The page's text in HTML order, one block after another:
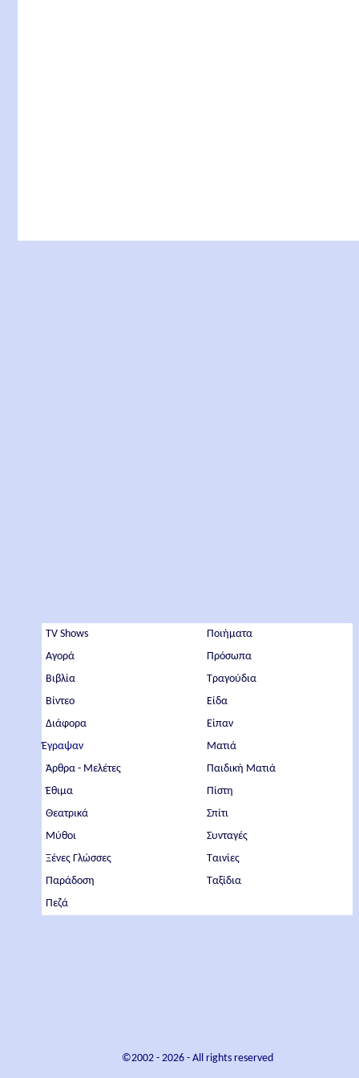
TV Shows
Αγορά
Βιβλία
Βίντεο
Διάφορα
Έγραψαν
Άρθρα - Μελέτες
Έθιμα
Θεατρικά
Μύθοι
Ξένες Γλώσσες
Παράδοση
Πεζά
Ποιήματα
Πρόσωπα
Τραγούδια
Είδα
Είπαν
Ματιά
Παιδική Ματιά
Πίστη
Σπίτι
Συνταγές
Ταινίες
Ταξίδια
©2002 - 2026- All rights reserved